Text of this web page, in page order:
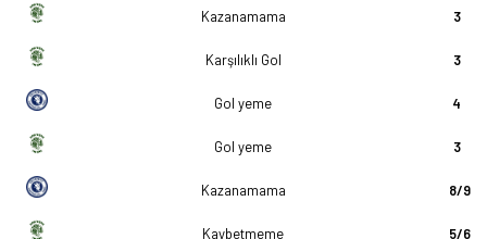
Kazanamama 3
Karşılıklı Gol 3
Gol yeme 4
Gol yeme 3
Kazanamama 8/9
Kaybetmeme 5/6